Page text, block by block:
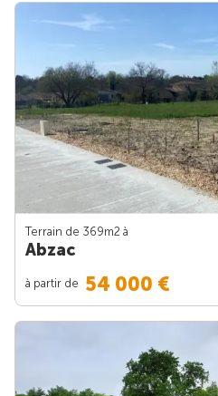
Terrain de 369m2 à
Abzac
à partir de 54 000 €